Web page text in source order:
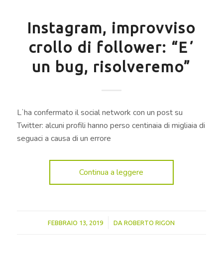
Instagram, improvviso
crollo di follower: “Eʼ
un bug, risolveremo”
Lʼha confermato il social network con un post su
Twitter: alcuni profili hanno perso centinaia di migliaia di
seguaci a causa di un errore
Continua a leggere
FEBBRAIO 13, 2019
/ DAROBERTO RIGON